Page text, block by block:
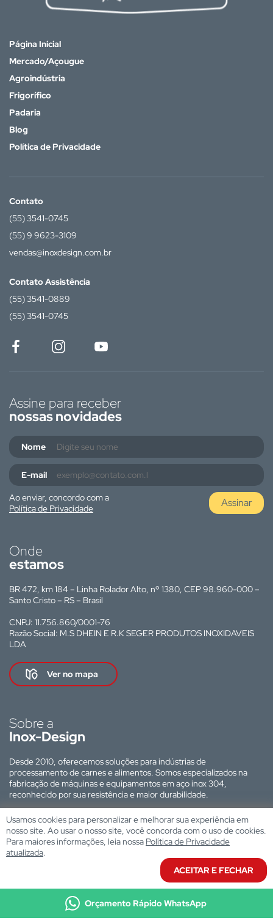
Página Inicial
Mercado/Açougue
Agroindústria
Frigorífico
Padaria
Blog
Política de Privacidade
Contato
(55) 3541-0745
(55) 9 9623-3109
vendas@inoxdesign.com.br
Contato Assistência
(55) 3541-0889
(55) 3541-0745
Assine para receber
nossas novidades
Nome
E-mail
Ao enviar, concordo com a
Política de Privacidade
Assinar
Onde
estamos
BR 472, km 184 – Linha Rolador Alto, nº 1380, CEP 98.960-000 –
Santo Cristo – RS – Brasil
CNPJ: 11.756.860/0001-76
Razão Social: M.S DHEIN E R.K SEGER PRODUTOS INOXIDAVEIS
LDA
Ver no mapa
Sobre a
Inox-Design
Desde 2010, oferecemos soluções para indústrias de
processamento de carnes e alimentos. Somos especializados na
fabricação de máquinas e equipamentos em aço inox 304,
reconhecido por sua resistência e maior durabilidade.
Site desenvolvido por:
Orçamento Rápido WhatsApp
Usamos cookies para personalizar e melhorar sua experiência em
nosso site. Ao usar o nosso site, você concorda com o uso de cookies.
Para maiores informações, leia nossa Política de Privacidade
atualizada.
ACEITAR E FECHAR